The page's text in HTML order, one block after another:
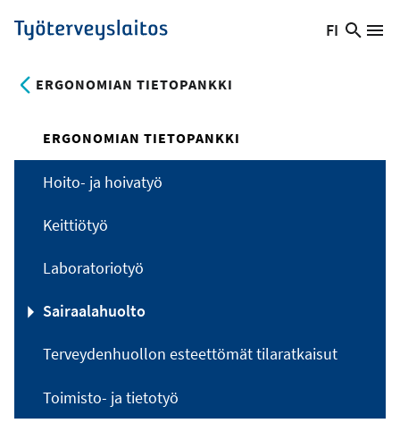
Hyppää
pääsisältöön
Työterveyslaitos
Vaihda
FI
Hae
ERGONOMIAN TIETOPANKKI
ERGONOMIAN TIETOPANKKI
Hoito- ja hoivatyö
Keittiötyö
Laboratoriotyö
Sairaalahuolto
Terveydenhuollon esteettömät tilaratkaisut
Toimisto- ja tietotyö